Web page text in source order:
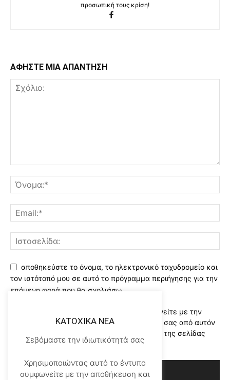
προσωπική τους κρίση!
ΑΦΗΣΤΕ ΜΙΑ ΑΠΑΝΤΗΣΗ
αποθηκεύστε το όνομα, το ηλεκτρονικό ταχυδρομείο και
τον ιστότοπό μου σε αυτό το πρόγραμμα περιήγησης για την
επόμενη φορά που θα σχολιάσω.
Χρησιμοποιώντας αυτό το έντυπο συμφωνείτε με την
αποθήκευση και χειρισμό των δεδομένων σας από αυτόν
τον ιστότοπο..Διαβάστε του ορους χρήσης της σελίδας
μας*
KATOXIKA NEA
Σεβόμαστε την ιδιωτικότητά σας
Χρησιμοποιώντας αυτό το έντυπο
συμφωνείτε με την αποθήκευση και